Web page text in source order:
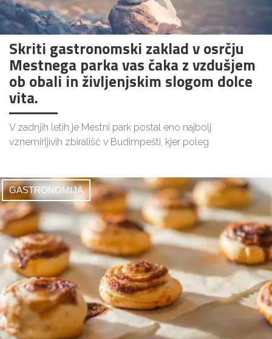
Skriti gastronomski zaklad v osrčju
Mestnega parka vas čaka z vzdušjem
ob obali in življenjskim slogom dolce
vita.
V zadnjih letih je Mestni park postal eno najbolj
vznemirljivih zbirališč v Budimpešti, kjer poleg
GASTRONOMIJA